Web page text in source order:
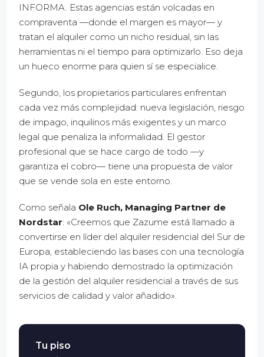
INFORMA. Estas agencias están volcadas en
compraventa —donde el margen es mayor— y
tratan el alquiler como un nicho residual, sin las
herramientas ni el tiempo para optimizarlo. Eso deja
un hueco enorme para quien sí se especialice.
Segundo, los propietarios particulares enfrentan
cada vez más complejidad: nueva legislación, riesgo
de impago, inquilinos más exigentes y un marco
legal que penaliza la informalidad. El gestor
profesional que se hace cargo de todo —y
garantiza el cobro— tiene una propuesta de valor
que se vende sola en este entorno.
Como señala Ole Ruch, Managing Partner de
Nordstar: «Creemos que Zazume está llamado a
convertirse en líder del alquiler residencial del Sur de
Europa, estableciendo las bases con una tecnología
IA propia y habiendo demostrado la optimización
de la gestión del alquiler residencial a través de sus
servicios de calidad y valor añadido».
Tu piso